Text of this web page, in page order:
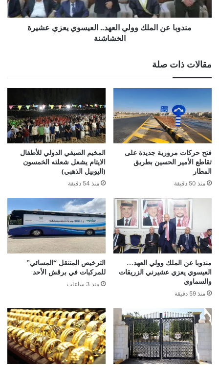
عشيرة
الخشاشنة
مندوبا عن الملك وولي العهد.. العيسوي يعزي عشيرة
الخشاشنة
مقالات ذات صلة
فتح حركات مرورية جديدة على
تقاطع الأمير الحسين بطريق
المطار
منذ 50 دقيقة
المخيم الصيفي الدولي للأطفال
الايتام يشعل شعلته الخمسون
(اليوبيل الذهبي)
منذ 54 دقيقة
مندوبا عن الملك وولي العهد…
العيسوي يعزي عشيرني الزريقات
والسماوي
منذ 59 دقيقة
الترخيص المتنقل “المسائي”
للمركبات في برقش الأحد
منذ 3 ساعات